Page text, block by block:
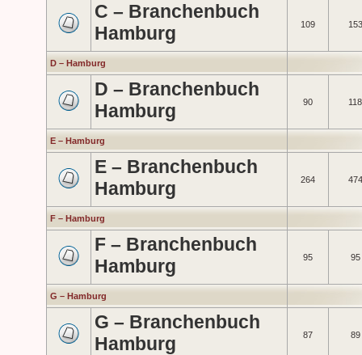
C – Branchenbuch
Hamburg
109 153
D – Hamburg
D – Branchenbuch
Hamburg
90 118
E – Hamburg
E – Branchenbuch
Hamburg
264 474
F – Hamburg
F – Branchenbuch
Hamburg
95 95
G – Hamburg
G – Branchenbuch
Hamburg
87 89